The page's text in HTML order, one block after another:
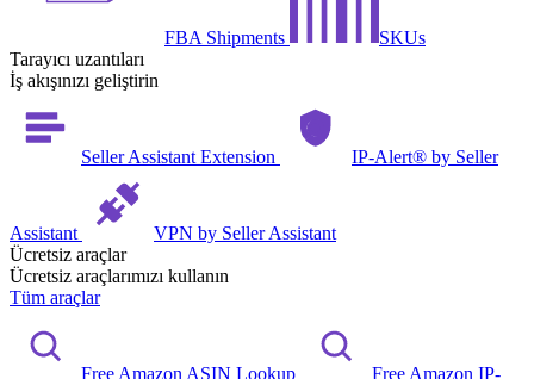
FBA Shipments
SKUs
Tarayıcı uzantıları
İş akışınızı geliştirin
Seller Assistant Extension IP-Alert® by Seller
Assistant
VPN by Seller Assistant
Ücretsiz araçlar
Ücretsiz araçlarımızı kullanın
Tüm araçlar
Free Amazon ASIN Lookup Free Amazon IP-